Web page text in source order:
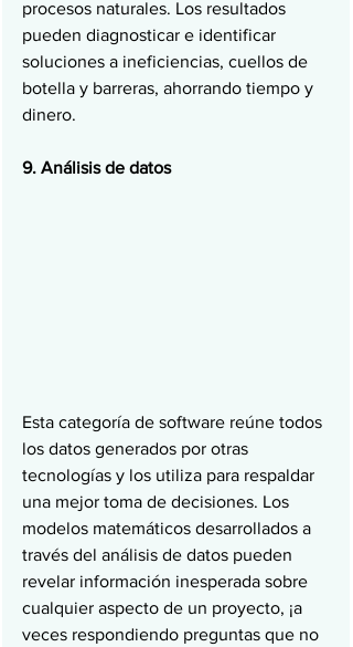
procesos naturales. Los resultados
pueden diagnosticar e identificar
soluciones a ineficiencias, cuellos de
botella y barreras, ahorrando tiempo y
dinero.
9. Análisis de datos
Esta categoría de software reúne todos
los datos generados por otras
tecnologías y los utiliza para respaldar
una mejor toma de decisiones. Los
modelos matemáticos desarrollados a
través del análisis de datos pueden
revelar información inesperada sobre
cualquier aspecto de un proyecto, ¡a
veces respondiendo preguntas que no